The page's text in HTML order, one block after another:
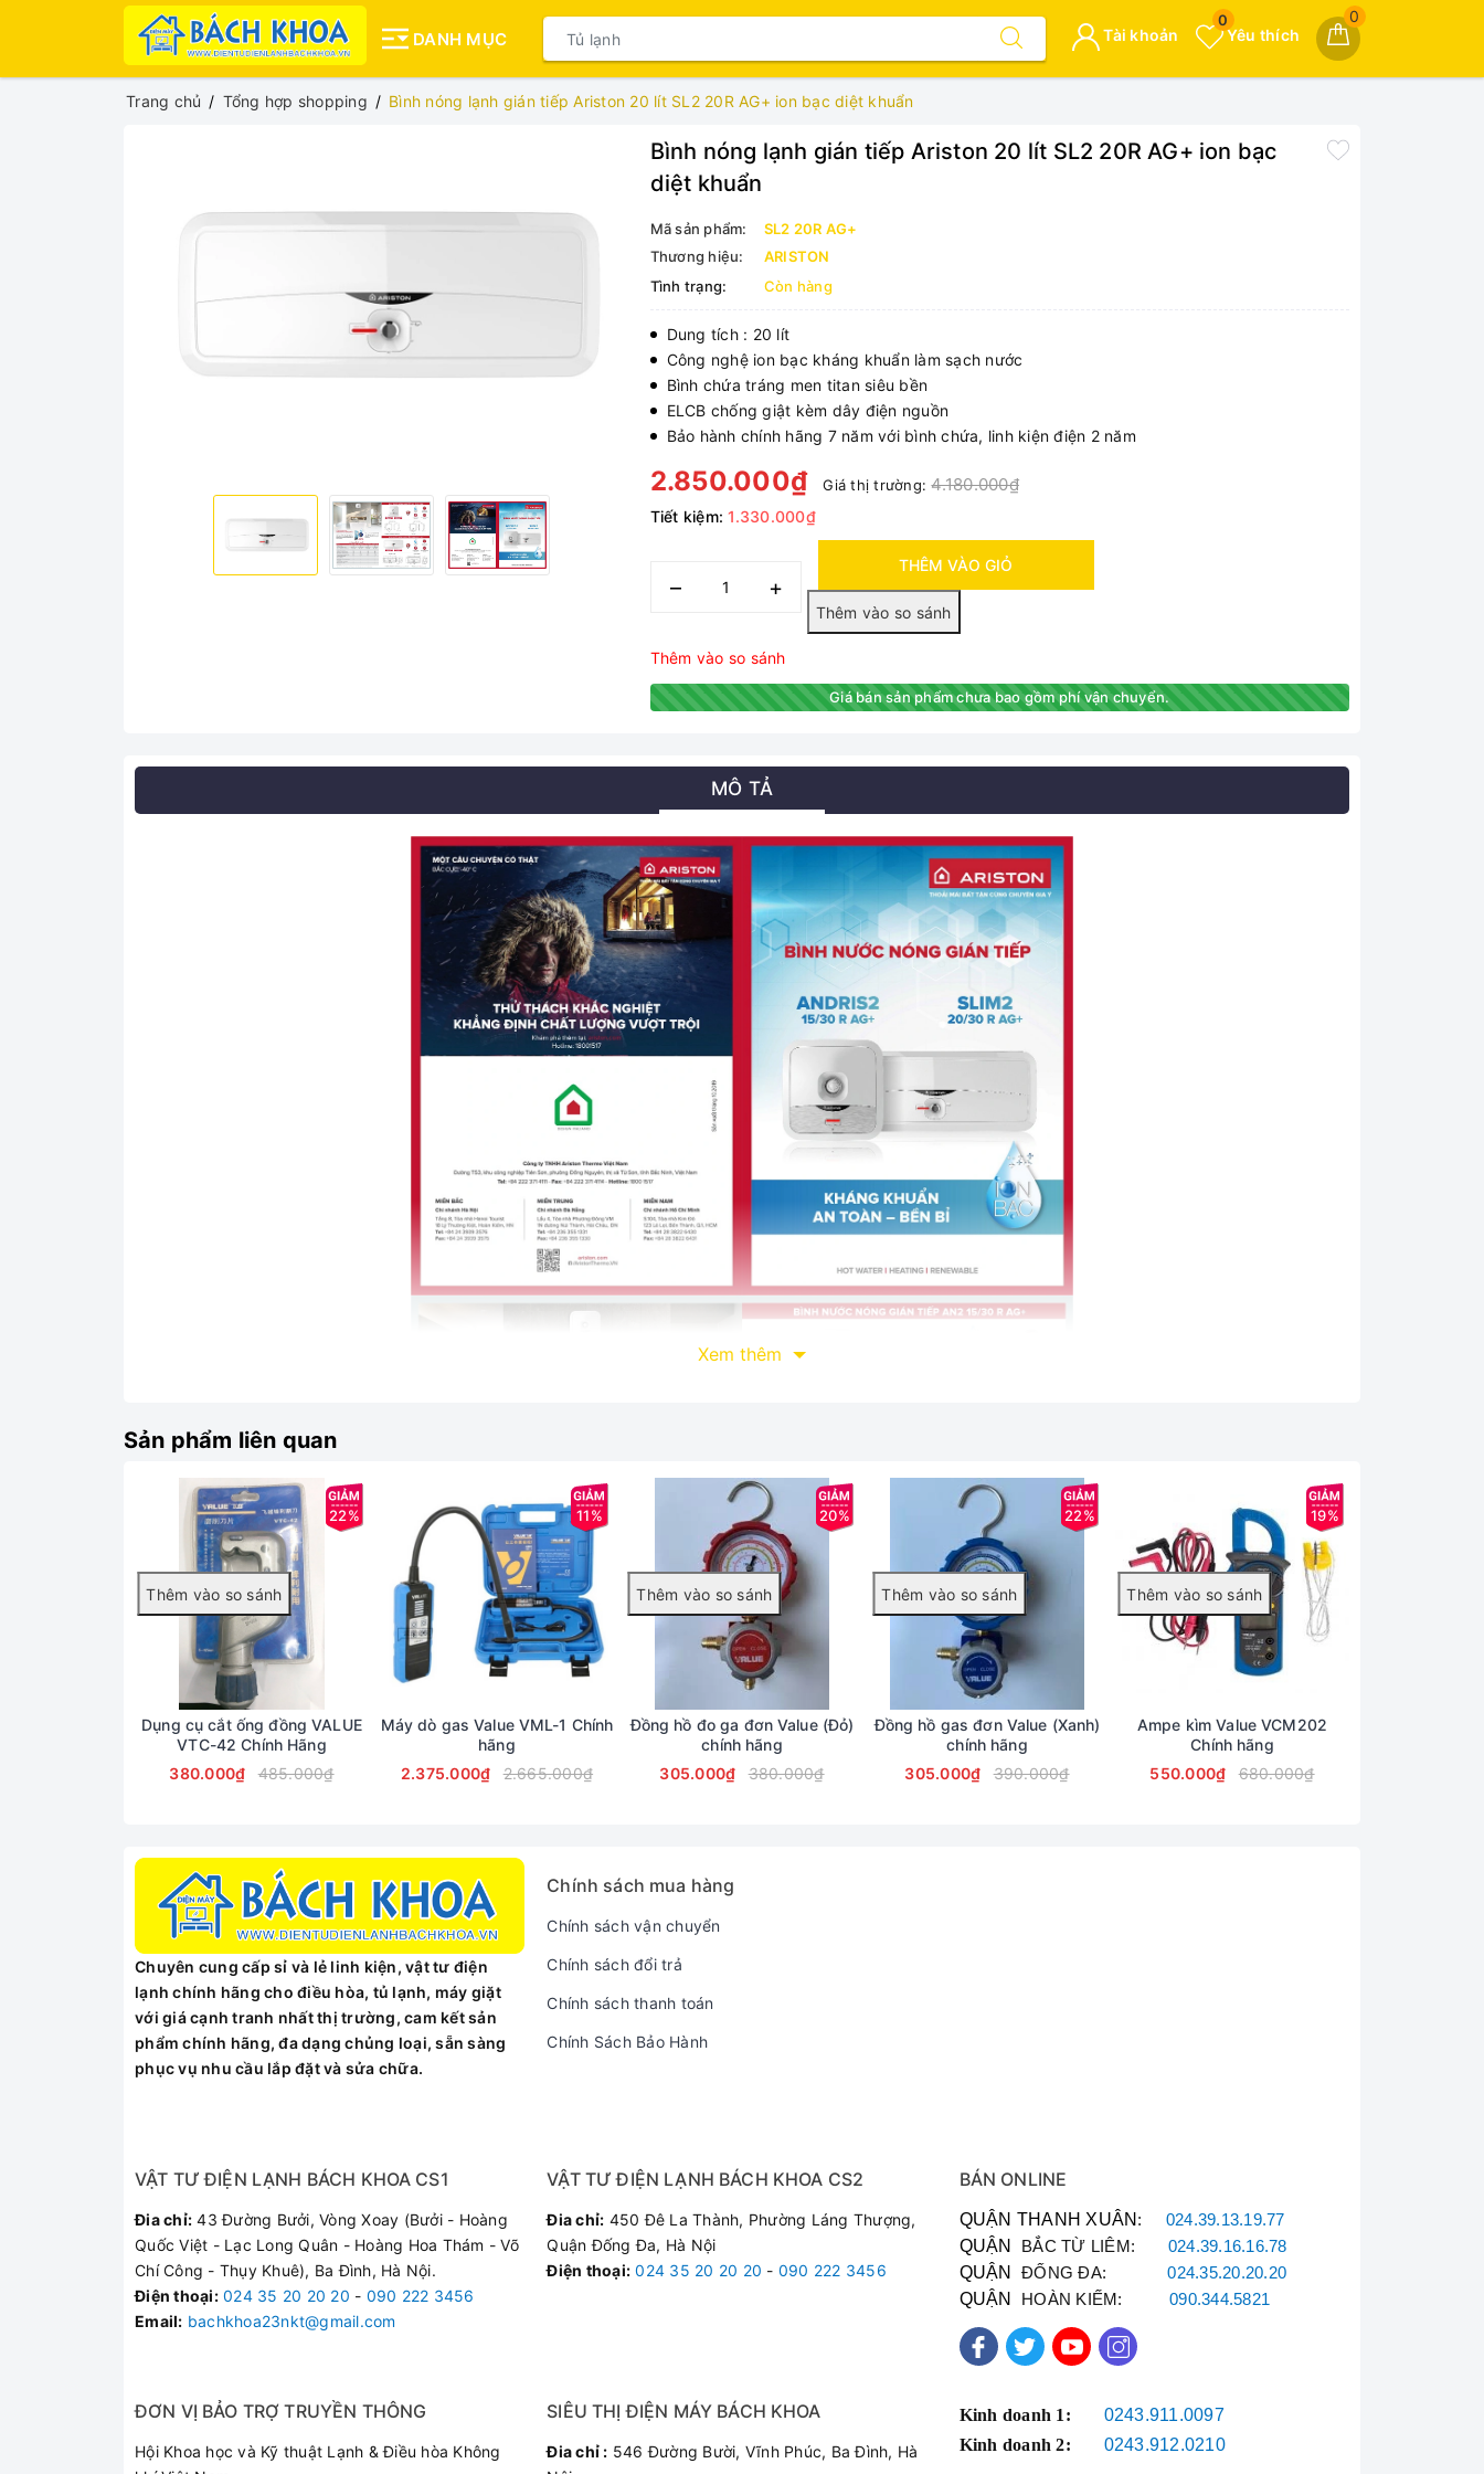
DANH MỤC
0
Yêu thích
0
Tài khoản
Trang chủ Tổng hợp shopping Bình nóng lạnh gián tiếp Ariston 20 lít SL2 20R AG+ ion bạc diệt khuẩn
Bình nóng lạnh gián tiếp Ariston 20 lít SL2 20R AG+ ion bạc
diệt khuẩn
Mã sản phẩm:
SL2 20R AG+
Thương hiệu:
ARISTON
Tình trạng:
Còn hàng
Dung tích : 20 lít
Công nghệ ion bạc kháng khuẩn làm sạch nước
Bình chứa tráng men titan siêu bền
ELCB chống giật kèm dây điện nguồn
Bảo hành chính hãng 7 năm với bình chứa, linh kiện điện 2 năm
2.850.000₫ Giá thị trường:4.180.000₫
Tiết kiệm:1.330.000₫
– +
THÊM VÀO GIỎ
Thêm vào so sánh
Giá bán sản phẩm chưa bao gồm phí vận chuyển.
MÔ TẢ
Đặc Điểm Sản Phẩm
Công suất làm nóng
Dung tích bình chứa
Bơm trợ lực
Chế độ an toàn
Tùy chỉnh nhiệt độ nước
Thời gian đun nóng 30 phút
Nhiệt độ tối đa 80 độ C
Kích thước 704 x 282 x 301
Trọng lượng
Xem thêm
Sản phẩm liên quan
22%
Dụng cụ cắt ống đồng VALUE
VTC-42 Chính Hãng
380.000₫
485.000₫
11%
Máy dò gas Value VML-1 Chính
hãng
2.375.000₫
2.665.000₫
20%
Đồng hồ đo ga đơn Value (Đỏ)
chính hãng
305.000₫
380.000₫
22%
Đồng hồ gas đơn Value (Xanh)
chính hãng
305.000₫
390.000₫
19%
Ampe kìm Value VCM202
Chính hãng
550.000₫
680.000₫
Chuyên cung cấp sỉ và lẻ linh kiện, vật tư điện
lạnh chính hãng cho điều hòa, tủ lạnh, máy giặt
với giá cạnh tranh nhất thị trường, cam kết sản
phẩm chính hãng, đa dạng chủng loại, sẵn sàng
phục vụ nhu cầu lắp đặt và sửa chữa.
Chính sách mua hàng
Chính sách vận chuyển
Chính sách đổi trả
Chính sách thanh toán
Chính Sách Bảo Hành
VẬT TƯ ĐIỆN LẠNH BÁCH KHOA CS1
Đia chỉ: 43 Đường Bưởi, Vòng Xoay (Bưởi - Hoàng
Quốc Việt - Lạc Long Quân - Hoàng Hoa Thám - Võ
Chí Công - Thụy Khuê), Ba Đình, Hà Nội.
Điện thoại: 024 35 20 20 20 - 090 222 3456
Email: bachkhoa23nkt@gmail.com
VẬT TƯ ĐIỆN LẠNH BÁCH KHOA CS2
Đia chỉ: 450 Đê La Thành, Phường Láng Thượng,
Quận Đống Đa, Hà Nội
Điện thoại: 024 35 20 20 20 - 090 222 3456
BÁN ONLINE
QUẬN THANH XUÂN : 024.39.13.19.77
QUẬN BẮC TỪ LIÊM: 024.39.16.16.78
QUẬN ĐỐNG ĐA:024.35.20.20.20
QUẬN HOÀN KIẾM:090.344.5821
ĐƠN VỊ BẢO TRỢ TRUYỀN THÔNG
Hội Khoa học và Kỹ thuật Lạnh & Điều hòa Không
SIÊU THỊ ĐIỆN MÁY BÁCH KHOA
Đia chỉ : 546 Đường Bười, Vĩnh Phúc, Ba Đình, Hà
Kinh doanh 1:
0243.911.0097
Kinh doanh 2:
0243.912.0210